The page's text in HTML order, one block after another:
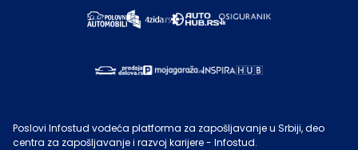
Poslovi Infostud vodeća platforma za zapošljavanje u Srbiji, deo
centra za zapošljavanje i razvoj karijere - Infostud.